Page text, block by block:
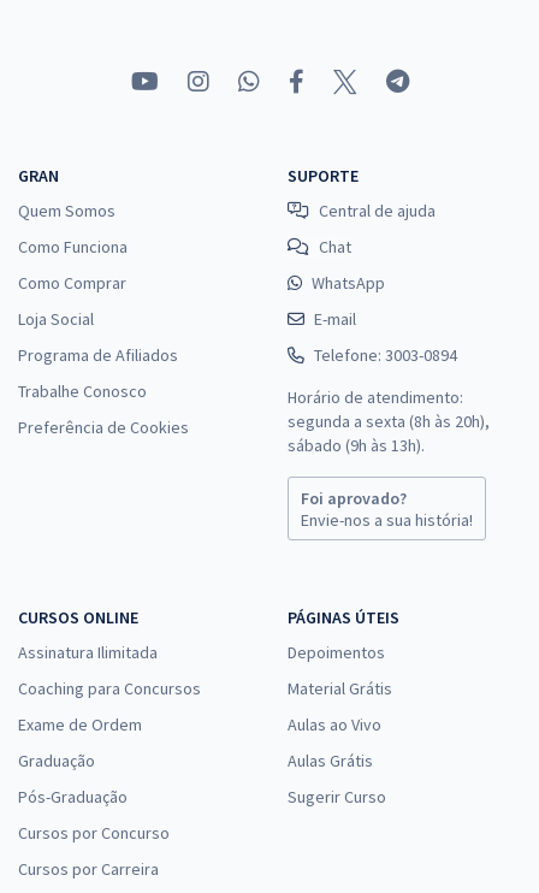
GRAN
Quem Somos
Como Funciona
Como Comprar
Loja Social
Programa de Afiliados
Trabalhe Conosco
Preferência de Cookies
SUPORTE
Central de ajuda
Chat
WhatsApp
E-mail
Telefone: 3003-0894
Horário de atendimento:
segunda a sexta (8h às 20h),
sábado (9h às 13h).
Foi aprovado?
Envie-nos a sua história!
CURSOS ONLINE
Assinatura Ilimitada
Coaching para Concursos
Exame de Ordem
Graduação
Pós-Graduação
Cursos por Concurso
Cursos por Carreira
PÁGINAS ÚTEIS
Depoimentos
Material Grátis
Aulas ao Vivo
Aulas Grátis
Sugerir Curso